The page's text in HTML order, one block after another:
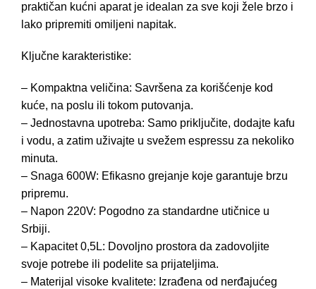
praktičan kućni aparat je idealan za sve koji žele brzo i
lako pripremiti omiljeni napitak.
Ključne karakteristike:
– Kompaktna veličina: Savršena za korišćenje kod
kuće, na poslu ili tokom putovanja.
– Jednostavna upotreba: Samo priključite, dodajte kafu
i vodu, a zatim uživajte u svežem espressu za nekoliko
minuta.
– Snaga 600W: Efikasno grejanje koje garantuje brzu
pripremu.
– Napon 220V: Pogodno za standardne utičnice u
Srbiji.
– Kapacitet 0,5L: Dovoljno prostora da zadovoljite
svoje potrebe ili podelite sa prijateljima.
– Materijal visoke kvalitete: Izrađena od nerđajućeg